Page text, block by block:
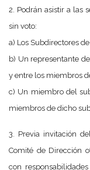
2. Podrán asistir a las
sin voto:
a) Los Subdirectores
b) Un representante
y entre los miembros
c) Un miembro del
miembros de dicho
3. Previa invitación
Comité de Dirección
con